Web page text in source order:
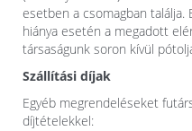
esetben a csomagban találja.
hiánya esetén a megadott
társaságunk soron kívül
Szállítási díjak
Egyéb megrendeléseket
díjtételekkel: